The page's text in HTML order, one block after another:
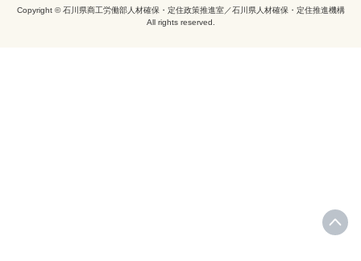
Copyright © 石川県商工労働部人材確保・定住政策推進室／石川県人材確保・定住推進機構
All rights reserved.